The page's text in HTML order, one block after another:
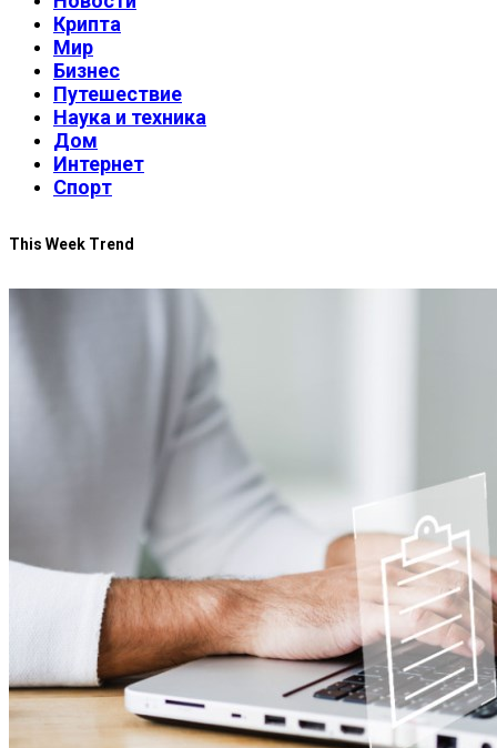
Крипта
Мир
Бизнес
Путешествие
Наука и техника
Дом
Интернет
Спорт
This Week Trend